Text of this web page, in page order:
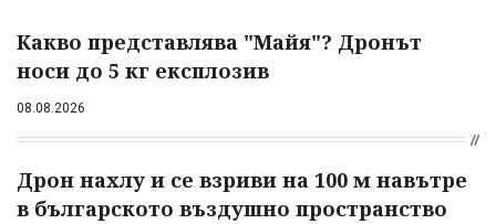
Какво представлява "Майя"? Дронът
носи до 5 кг експлозив
08.08.2026
Дрон нахлу и се взриви на 100 м навътре
в българското въздушно пространство